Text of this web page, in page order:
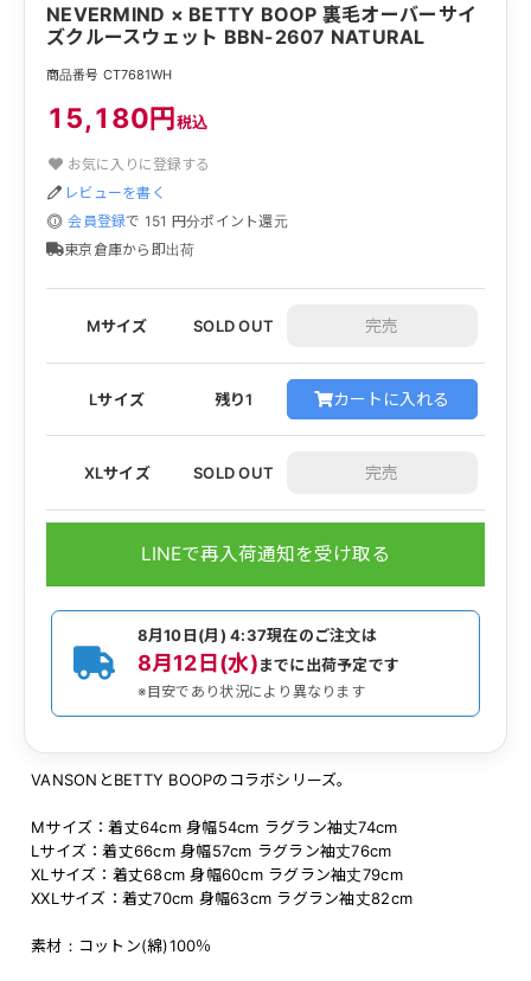
NEVERMIND × BETTY BOOP 裏毛オーバーサイ
ズクルースウェット BBN-2607 NATURAL
商品番号 CT7681WH
15,180円税込
お気に入りに登録する
レビューを書く
会員登録で 151 円分ポイント還元
東京倉庫から即出荷
Mサイズ SOLD OUT
Lサイズ 残り1 カートに入れる
XLサイズ SOLD OUT
LINEで再入荷通知を受け取る
8月10日(月) 4:37現在のご注文は
8月12日(水)までに出荷予定です
※目安であり状況により異なります
VANSONとBETTY BOOPのコラボシリーズ。
Mサイズ：着丈64cm 身幅54cm ラグラン袖丈74cm
Lサイズ：着丈66cm 身幅57cm ラグラン袖丈76cm
XLサイズ：着丈68cm 身幅60cm ラグラン袖丈79cm
XXLサイズ：着丈70cm 身幅63cm ラグラン袖丈82cm
素材：コットン(綿)100％